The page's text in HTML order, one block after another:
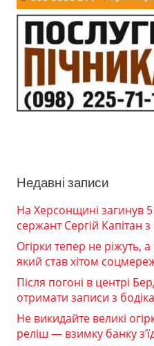
Недавні записи
На Херсонщині загинув
сержант Сергій Капітан
Огірки тепер не ріжуть,
який став хітом
Після погоні в центрі
отримати записи з
Не викидайте великі
реліш — взимку банку